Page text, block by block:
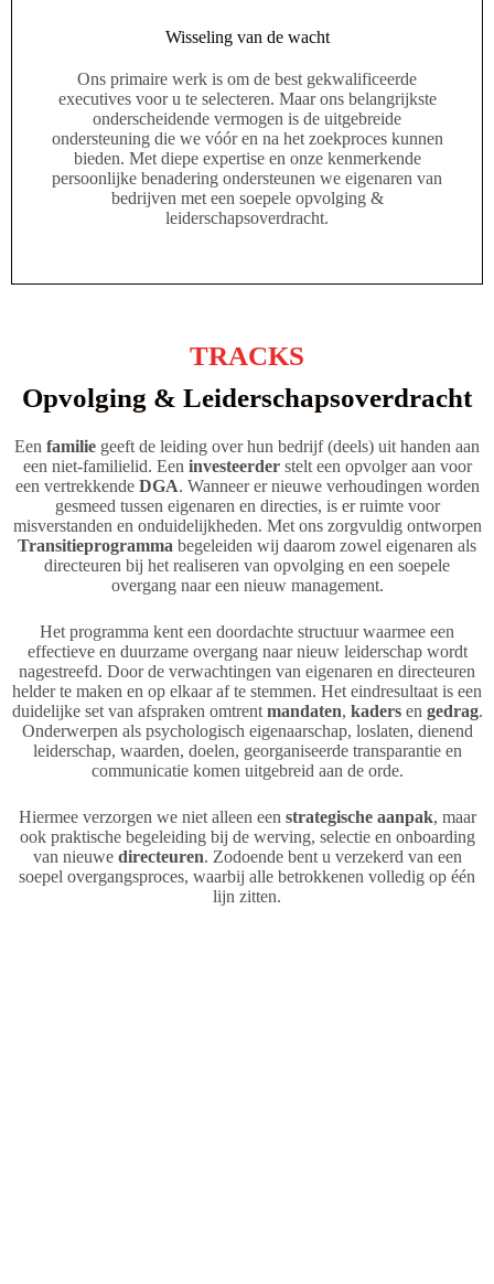
Wisseling van de wacht
Ons primaire werk is om de best gekwalificeerde
executives voor u te selecteren. Maar ons belangrijkste
onderscheidende vermogen is de uitgebreide
ondersteuning die we vóór en na het zoekproces kunnen
bieden. Met diepe expertise en onze kenmerkende
persoonlijke benadering ondersteunen we eigenaren van
bedrijven met een soepele opvolging &
leiderschapsoverdracht.
TRACKS
Opvolging & Leiderschapsoverdracht
Een familie geeft de leiding over hun bedrijf (deels) uit handen aan
een niet-familielid. Een investeerder stelt een opvolger aan voor
een vertrekkende DGA. Wanneer er nieuwe verhoudingen worden
gesmeed tussen eigenaren en directies, is er ruimte voor
misverstanden en onduidelijkheden. Met ons zorgvuldig ontworpen
Transitieprogramma begeleiden wij daarom zowel eigenaren als
directeuren bij het realiseren van opvolging en een soepele
overgang naar een nieuw management.
Het programma kent een doordachte structuur waarmee een
effectieve en duurzame overgang naar nieuw leiderschap wordt
nagestreefd. Door de verwachtingen van eigenaren en directeuren
helder te maken en op elkaar af te stemmen. Het eindresultaat is een
duidelijke set van afspraken omtrent mandaten, kaders en gedrag.
Onderwerpen als psychologisch eigenaarschap, loslaten, dienend
leiderschap, waarden, doelen, georganiseerde transparantie en
communicatie komen uitgebreid aan de orde.
Hiermee verzorgen we niet alleen een strategische aanpak, maar
ook praktische begeleiding bij de werving, selectie en onboarding
van nieuwe directeuren. Zodoende bent u verzekerd van een
soepel overgangsproces, waarbij alle betrokkenen volledig op één
lijn zitten.